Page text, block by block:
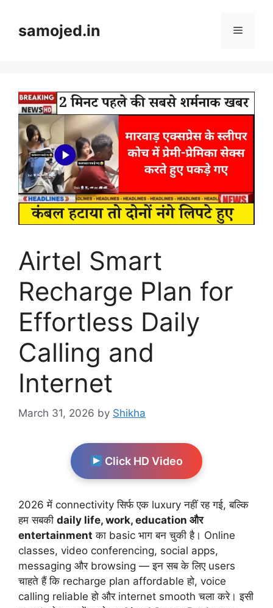
contentsamojed.in Menu
Airtel Smart
Recharge Plan for
Effortless Daily
Calling and
Internet
March 31, 2026 by Shikha
Click HD Video
2026 में connectivity सिर्फ एक luxury नहीं रह गई, बल्कि
हम सबकी daily life, work, education और
entertainment का basic भाग बन चुकी है। Online
classes, video conferencing, social apps,
messaging और browsing — इन सब के लिए users
चाहते हैं कि recharge plan affordable हो, voice
calling reliable हो और internet smooth चला करे। इसी